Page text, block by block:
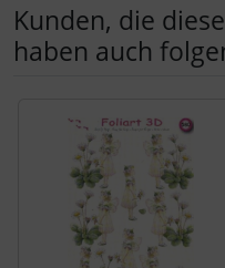
Kunden, die
haben auch